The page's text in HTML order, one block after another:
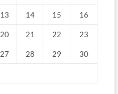
13 14 15 16
20 21 22 23
27 28 29 30